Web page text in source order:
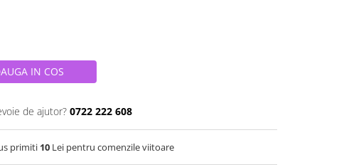
IN COS
de ajutor? 0722 222 608
primiti 10 Lei pentru comenzile viitoare